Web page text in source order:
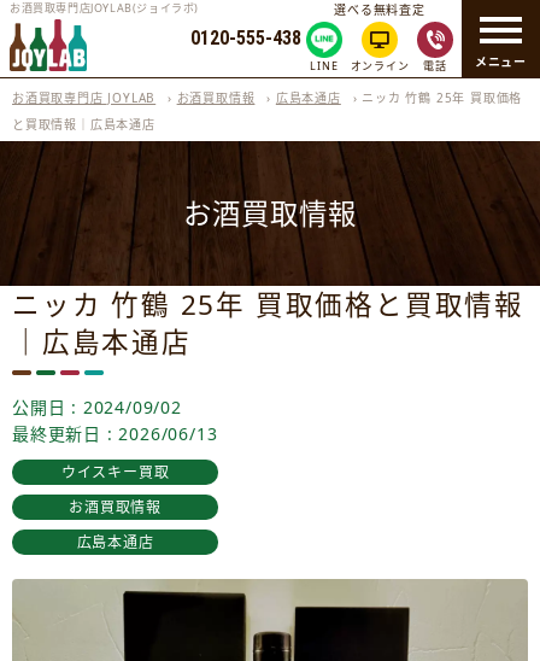
メニュー
お酒買取専門店JOYLAB(ジョイラボ)
0120-555-438
選べる無料査定
LINE オンライン 電話
お酒買取専門店 JOYLAB › お酒買取情報 › 広島本通店 › ニッカ 竹鶴 25年 買取価格
と買取情報｜広島本通店
お酒買取情報
ニッカ 竹鶴 25年 買取価格と買取情報
｜広島本通店
公開日 : 2024/09/02
最終更新日 : 2026/06/13
ウイスキー買取
お酒買取情報
広島本通店